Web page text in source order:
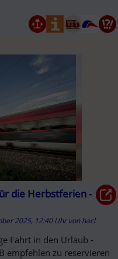
die Herbstferien -
2025, 12:40 Uhr vonhacl
Fahrt in den Urlaub -
empfehlen zu reservieren